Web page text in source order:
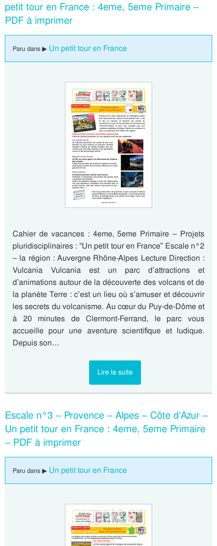
petit tour en France : 4eme, 5eme Primaire –
PDF à imprimer
Paru dans ▶ Un petit tour en France
Cahier de vacances : 4eme, 5eme Primaire – Projets
pluridisciplinaires : “Un petit tour en France” Escale n°2
– la région : Auvergne Rhône-Alpes Lecture Direction :
Vulcania Vulcania est un parc d’attractions et
d’animations autour de la découverte des volcans et de
la planète Terre : c’est un lieu où s’amuser et découvrir
les secrets du volcanisme. Au cœur du Puy-de-Dôme et
à 20 minutes de Clermont-Ferrand, le parc vous
accueille pour une aventure scientifique et ludique.
Depuis son…
Lire la suite
Escale n°3 – Provence – Alpes – Côte d’Azur –
Un petit tour en France : 4eme, 5eme Primaire
– PDF à imprimer
Paru dans ▶ Un petit tour en France